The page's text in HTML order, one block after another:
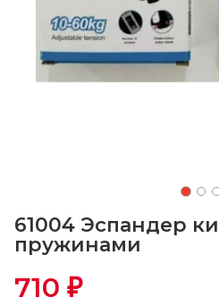
61004 Эспандер
пружинами
710 ₽